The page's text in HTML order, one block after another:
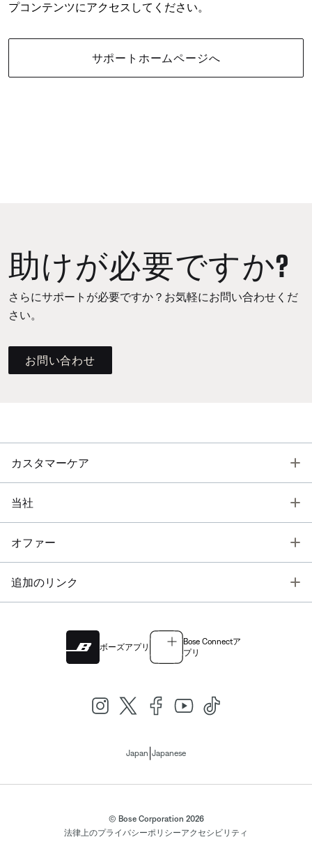
プコンテンツにアクセスしてください。
サポートホームページへ
助けが必要ですか?
さらにサポートが必要ですか？お気軽にお問い合わせくだ
さい。
お問い合わせ
カスタマーケア
当社
オファー
追加のリンク
ボーズアプリ
Bose Connectア
プリ
Japan Japanese
© Bose Corporation 2026
法律上のプライバシーポリシーアクセシビリティ